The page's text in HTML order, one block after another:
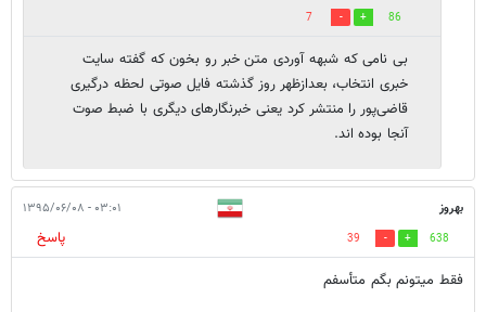
86
7
بی نامی که شبهه آوردی متن خبر رو بخون که گفته سایت
خبری انتخاب، بعدازظهر روز گذشته فایل صوتی لحظه درگیری
قاضی‌پور را منتشر کرد یعنی خبرنگارهای دیگری با ضبط صوت
آنجا بوده اند.
بهروز ۰۳:۰۱ - ۱۳۹۵/۰۶/۰۸
638
39
پاسخ
فقط میتونم بگم متأسفم